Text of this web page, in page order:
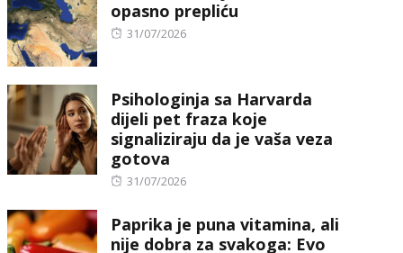
opasno prepliću
Posted
31/07/2026
Psihologinja sa Harvarda
dijeli pet fraza koje
signaliziraju da je vaša veza
gotova
Posted
31/07/2026
Paprika je puna vitamina, ali
nije dobra za svakoga: Evo